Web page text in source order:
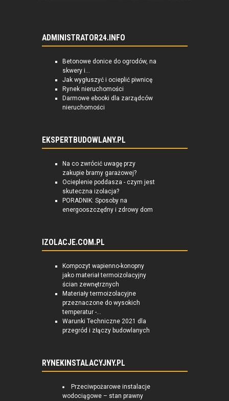
ADMINISTRATOR24.INFO
Betonowe donice do ogrodów, na
skwery i...
Jak wygłuszyć i ocieplić piwnicę
Rynek nieruchomości
Darmowe ebooki dla zarządców
nieruchomości
EKSPERTBUDOWLANY.PL
Na co zwrócić uwagę przy
zakupie bramy garażowej?
Ocieplenie poddasza - czym jest
skuteczna izolacja?
PORADNIK: Sposoby na
energooszczędny i zdrowy dom
IZOLACJE.COM.PL
Kompozyt wapienno-konopny
jako materiał termoizolacyjny
ścian zewnętrznych
Materiały termoizolacyjne
przeznaczone do wysokich
temperatur -...
Warunki Techniczne 2021 dla
przegród i złączy budowlanych
RYNEKINSTALACYJNY.PL
Przeciwpożarowe instalacje
wodociągowe – stan prawny